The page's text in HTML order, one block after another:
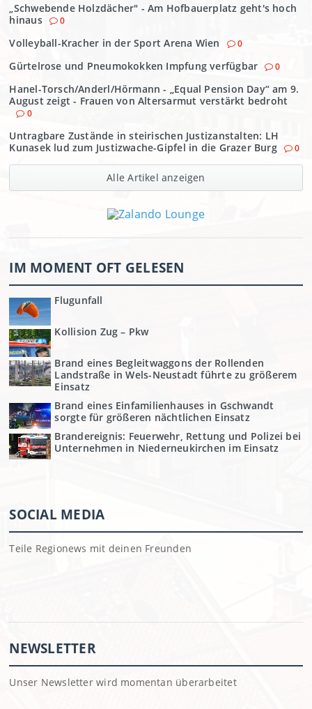
„Schwebende Holzdächer" - Am Hofbauerplatz geht's hoch
hinaus
0
Volleyball-Kracher in der Sport Arena Wien 0
Gürtelrose und Pneumokokken Impfung verfügbar 0
Hanel-Torsch/Anderl/Hörmann - „Equal Pension Day“ am 9.
August zeigt - Frauen von Altersarmut verstärkt bedroht
0
Untragbare Zustände in steirischen Justizanstalten: LH
Kunasek lud zum Justizwache-Gipfel in die Grazer Burg
0
Alle Artikel anzeigen
IM MOMENT OFT GELESEN
Flugunfall
Kollision Zug – Pkw
Brand eines Begleitwaggons der Rollenden
Landstraße in Wels-Neustadt führte zu größerem
Einsatz
Brand eines Einfamilienhauses in Gschwandt
sorgte für größeren nächtlichen Einsatz
Brandereignis: Feuerwehr, Rettung und Polizei bei
Unternehmen in Niederneukirchen im Einsatz
SOCIAL MEDIA
Teile Regionews mit deinen Freunden
NEWSLETTER
Unser Newsletter wird momentan überarbeitet